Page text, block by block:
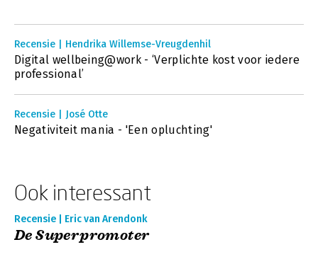
Recensie | Hendrika Willemse-Vreugdenhil
Digital wellbeing@work - ‘Verplichte kost voor iedere
professional’
Recensie | José Otte
Negativiteit mania - 'Een opluchting'
Ook interessant
Recensie | Eric van Arendonk
De Superpromoter